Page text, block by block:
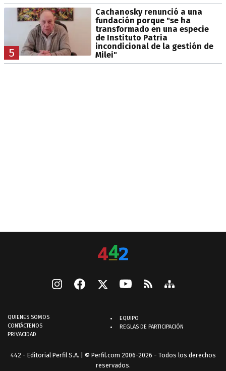
5
Cachanosky renunció a una
fundación porque "se ha
transformado en una especie
de Instituto Patria
incondicional de la gestión de
Milei"
QUIENES SOMOS
CONTÁCTENOS
PRIVACIDAD
EQUIPO
REGLAS DE PARTICIPACIÓN
442 - Editorial Perfil S.A. | © Perfil.com 2006-2026 - Todos los derechos
reservados.